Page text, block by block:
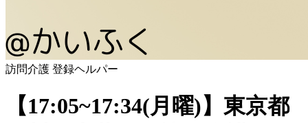
訪問介護 登録ヘルパー
【17:05~17:34(月曜)】東京都